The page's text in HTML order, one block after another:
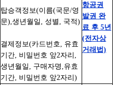
탑승객정보(이름(국문/영
문),생년월일, 성별, 국적)
결제정보(카드번호, 유효
기간, 비밀번호 앞2자리,
생년월일, 구매자명,유효
기간, 비밀번호 앞2자리)
항공권
발권 완
료 후 5년
(전자상
거래법)